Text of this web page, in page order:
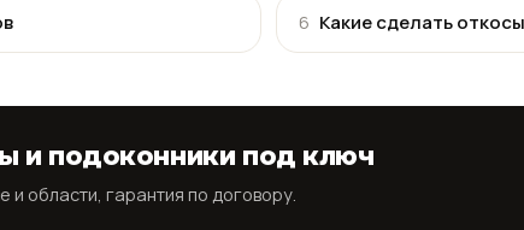
Откосы на балкон и лоджию
6 Какие сделать
и подоконники под ключ
области, гарантия по договору.